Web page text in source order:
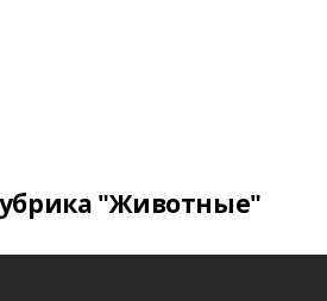
"Животные"